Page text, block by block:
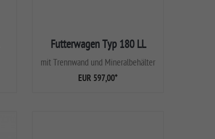
Futterwagen Typ 180 LL
mit Trennwand und Mineralbehälter
EUR 597,00*